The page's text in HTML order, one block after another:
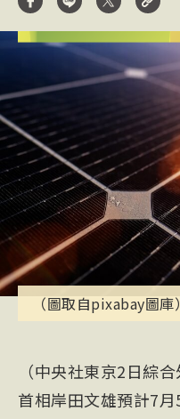
（圖取自pixabay圖庫）
（中央社東京2日綜
首相岸田文雄預計7